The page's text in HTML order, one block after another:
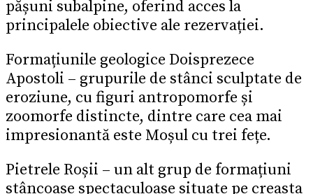
pășuni subalpine, oferind acces la
principalele obiective ale rezervației.
Formațiunile geologice Doisprezece
Apostoli – grupurile de stânci sculptate de
eroziune, cu figuri antropomorfe și
zoomorfe distincte, dintre care cea mai
impresionantă este Moșul cu trei fețe.
Pietrele Roșii – un alt grup de formațiuni
stâncoase spectaculoase situate pe creasta